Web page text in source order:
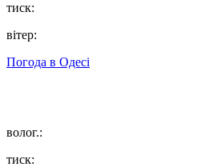
тиск:
вітер:
Погода в Одесі
волог.:
тиск: